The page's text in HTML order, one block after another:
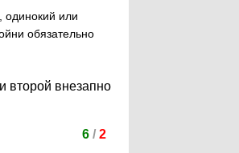
одинокий или
обязательно
второй внезапно
6/ 2